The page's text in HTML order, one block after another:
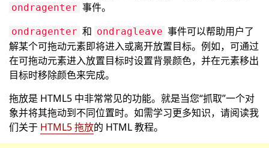
ondragenter 事件。
ondragenter 和 ondragleave 事件可以帮助用户了
解某个可拖动元素即将进入或离开放置目标。例如，可通过
在可拖动元素进入放置目标时设置背景颜色，并在元素移出
目标时移除颜色来完成。
拖放是 HTML5 中非常常见的功能。就是当您“抓取”一个对
象并将其拖动到不同位置时。如需学习更多知识，请阅读我
们关于 HTML5 拖放的 HTML 教程。